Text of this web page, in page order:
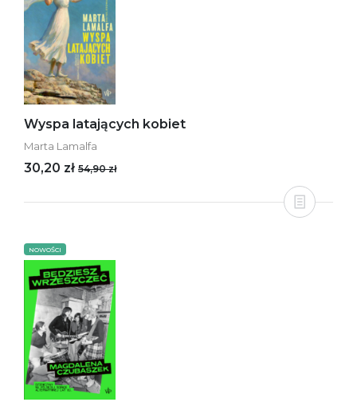
Wyspa latających kobiet
Marta Lamalfa
30,20 zł 54,90 zł
NOWOŚCI